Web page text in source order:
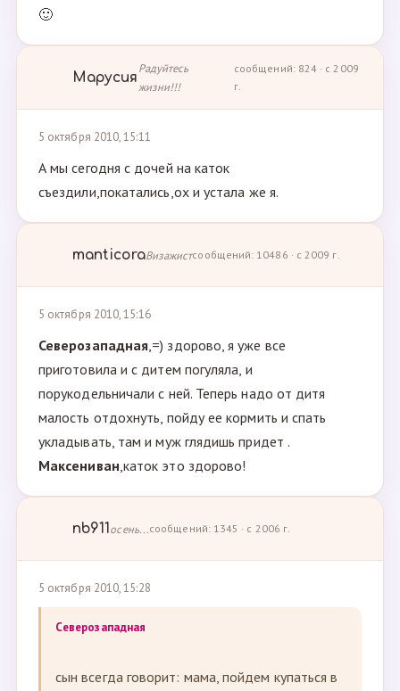
🙂
Марусия
Радуйтесь
жизни!!!
сообщений: 824 · с 2009
г.
5 октября 2010, 15:11
А мы сегодня с дочей на каток
съездили,покатались,ох и устала же я.
manticoraВизажистсообщений: 10486 · с 2009 г.
5 октября 2010, 15:16
Северозападная,=) здорово, я уже все
приготовила и с дитем погуляла, и
порукодельничали с ней. Теперь надо от дитя
малость отдохнуть, пойду ее кормить и спать
укладывать, там и муж глядишь придет .
Максениван,каток это здорово!
nb911осень... сообщений: 1345 · с 2006 г.
5 октября 2010, 15:28
Северозападная
сын всегда говорит: мама, пойдем купаться в